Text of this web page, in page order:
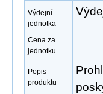
Výdejní
jednotka
Cena za
jednotku
Popis
produktu